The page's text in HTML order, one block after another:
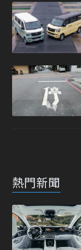
熱門新聞